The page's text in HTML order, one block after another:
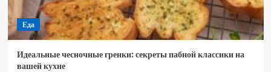
Еда
Идеальные чесночные гренки: секреты пабной классики на
вашей кухне